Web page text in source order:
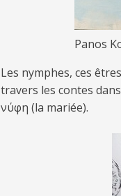
Panos
Les nymphes, ces
travers les contes
νύφη (la mariée).